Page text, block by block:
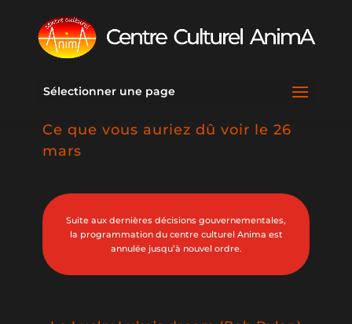
Sélectionner une page
Ce que vous auriez dû voir le 26
mars
Suite aux dernières décisions gouvernementales,
la programmation du centre culturel Anima est
annulée jusqu’à nouvel ordre.